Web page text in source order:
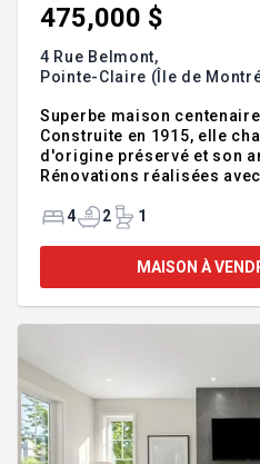
475,000 $
4 Rue Belmont,
Pointe-Claire (Île de
Superbe maison
Construite en 1915, elle
d'origine préservé et son
Rénovations réalisées
aménagé offrant un
invitant. Emplacement
services et axes routiers.
l'histoire rencontre le
4 2 1
MAISON À